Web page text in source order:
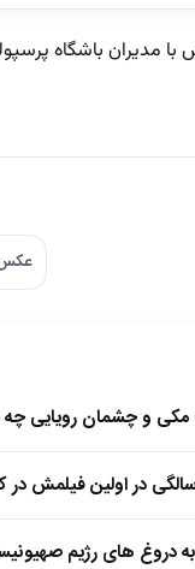
باشگاه
و چشمان رویایی چه
های رژیم